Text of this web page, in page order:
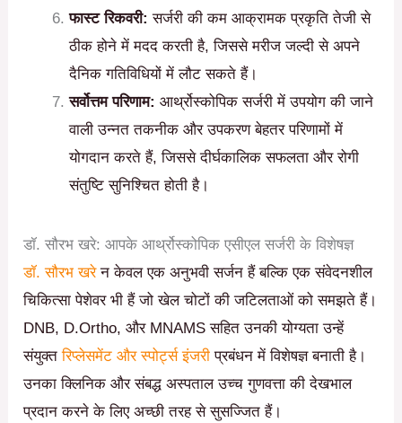
फास्ट रिकवरी:सर्जरी की कम आक्रामक प्रकृति तेजी से
ठीक होने में मदद करती है, जिससे मरीज जल्दी से अपने
दैनिक गतिविधियों में लौट सकते हैं।
सर्वोत्तम परिणाम:आर्थ्रोस्कोपिक सर्जरी में उपयोग की जाने
वाली उन्नत तकनीक और उपकरण बेहतर परिणामों में
योगदान करते हैं, जिससे दीर्घकालिक सफलता और रोगी
संतुष्टि सुनिश्चित होती है।
डॉ. सौरभ खरे: आपके आर्थ्रोस्कोपिक एसीएल सर्जरी के विशेषज्ञ
डॉ. सौरभ खरेन केवल एक अनुभवी सर्जन हैं बल्कि एक संवेदनशील
चिकित्सा पेशेवर भी हैं जो खेल चोटों की जटिलताओं को समझते हैं।
DNB, D.Ortho, और MNAMS सहित उनकी योग्यता उन्हें
संयुक्त रिप्लेसमेंट और स्पोर्ट्स इंजरी प्रबंधन में विशेषज्ञ बनाती है।
उनका क्लिनिक और संबद्ध अस्पताल उच्च गुणवत्ता की देखभाल
प्रदान करने के लिए अच्छी तरह से सुसज्जित हैं।